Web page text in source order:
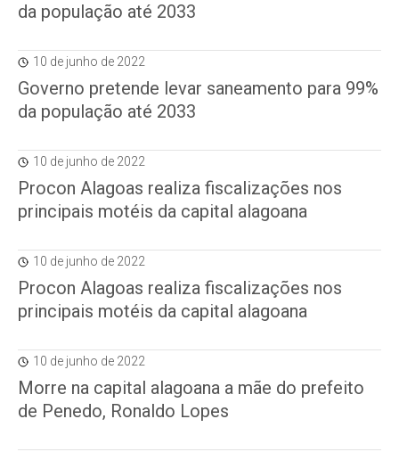
da população até 2033
10 de junho de 2022
Governo pretende levar saneamento para 99%
da população até 2033
10 de junho de 2022
Procon Alagoas realiza fiscalizações nos
principais motéis da capital alagoana
10 de junho de 2022
Procon Alagoas realiza fiscalizações nos
principais motéis da capital alagoana
10 de junho de 2022
Morre na capital alagoana a mãe do prefeito
de Penedo, Ronaldo Lopes